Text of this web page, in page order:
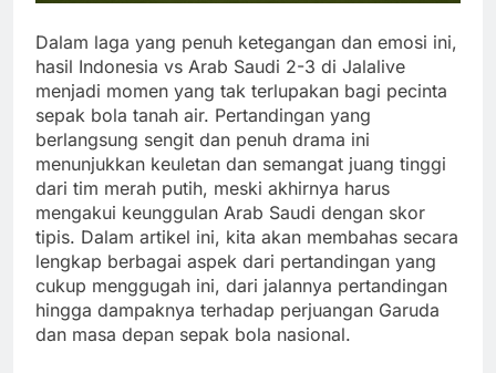
Dalam laga yang penuh ketegangan dan emosi ini,
hasil Indonesia vs Arab Saudi 2-3 di Jalalive
menjadi momen yang tak terlupakan bagi pecinta
sepak bola tanah air. Pertandingan yang
berlangsung sengit dan penuh drama ini
menunjukkan keuletan dan semangat juang tinggi
dari tim merah putih, meski akhirnya harus
mengakui keunggulan Arab Saudi dengan skor
tipis. Dalam artikel ini, kita akan membahas secara
lengkap berbagai aspek dari pertandingan yang
cukup menggugah ini, dari jalannya pertandingan
hingga dampaknya terhadap perjuangan Garuda
dan masa depan sepak bola nasional.